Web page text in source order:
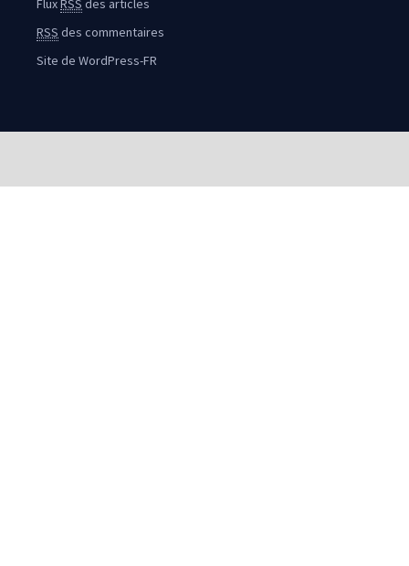
FluxRSS des articles
RSS des commentaires
Site de WordPress-FR